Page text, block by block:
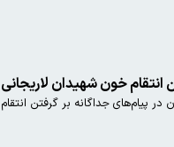
انتقام خون شهیدان
در پیام‌های جداگانه بر گرفتن